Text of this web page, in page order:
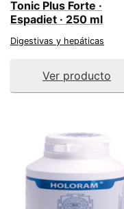
Tonic Plus Forte ·
Espadiet · 250 ml
Digestivas y hepáticas
Ver producto